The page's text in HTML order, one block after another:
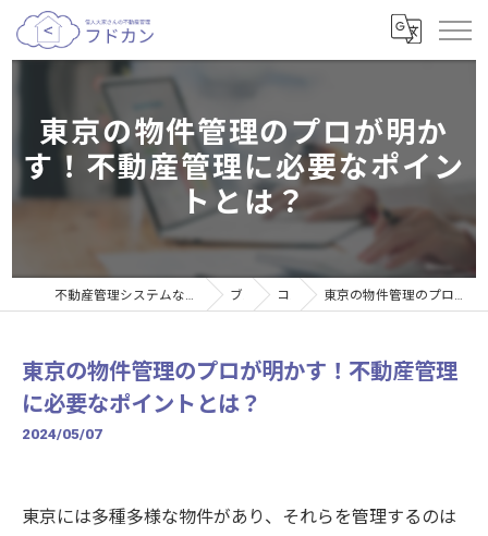
東京の物件管理のプロが明か
す！不動産管理に必要なポイン
トとは？
不動産管理システムなら個人大家さんの不動産管理サービスフドカン ブログ コラム 東京の物件管理のプロが明かす！不動産管理に必要なポイントとは？
東京の物件管理のプロが明かす！不動産管理
に必要なポイントとは？
2024/05/07
東京には多種多様な物件があり、それらを管理するのは